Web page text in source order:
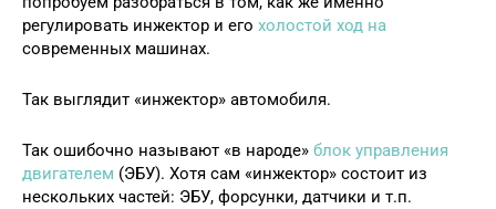
регулировать инжектор и его холостой ход на
современных машинах.
Так выглядит «инжектор» автомобиля.
Так ошибочно называют «в народе» блок управления
двигателем (ЭБУ). Хотя сам «инжектор» состоит из
нескольких частей: ЭБУ, форсунки, датчики и т.п.